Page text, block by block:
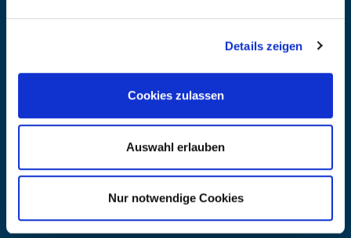
Details zeigen
Cookies zulassen
Auswahl erlauben
Nur notwendige Cookies
BLEIBE AUF DEM LAUFENDEN
Erhalten Sie die neuesten Informationen zu Veranstaltungen,
Newsletter an.(Datenschutzbestimmungen)
GO!